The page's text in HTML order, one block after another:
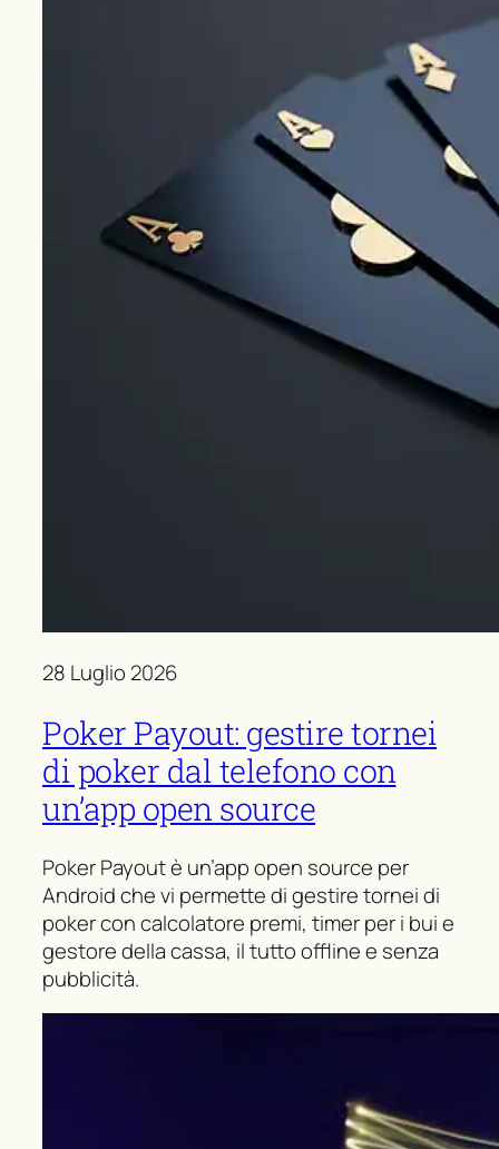
28 Luglio 2026
Poker Payout: gestire tornei
di poker dal telefono con
un’app open source
Poker Payout è un’app open source per
Android che vi permette di gestire tornei di
poker con calcolatore premi, timer per i bui e
gestore della cassa, il tutto offline e senza
pubblicità.